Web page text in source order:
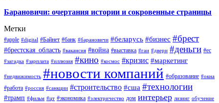
Барановичи: очертания истории и сокровенные страницы
Метки
#apple #digital #Байнет #банк #барановичи #беларусь #бизнес #брест
#брестская_область #вакансия #война #выставка #гаи #двери #деньги #ес
#загадка #зарплата #иллюзия #кино #космос #кризис #маркетинг
#недвижимость #новости компаний #образование #окна
#работа #россия #санкции #строительство #сша #технологии
#трамп #фильм #цт #экономика #электричество дом интерьер лизинг обучение